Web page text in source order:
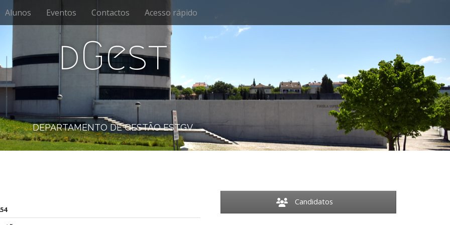
Alunos Eventos Contactos Acesso rápido
dGest
DEPARTAMENTO DE GESTÃO ESTGV
Candidatos